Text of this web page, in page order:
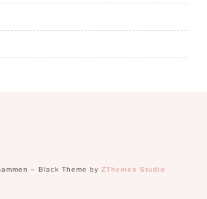
– Black Theme by ZThemes Studio